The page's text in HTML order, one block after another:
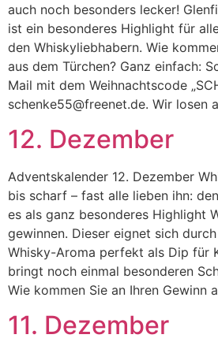
auch noch besonders lecker!
ist ein besonderes Highlight für
den Whiskyliebhabern. Wie
aus dem Türchen? Ganz einfach:
Mail mit dem Weihnachtscode
schenke55@freenet.de. Wir losen
12. Dezember
Adventskalender 12. Dezember
bis scharf – fast alle lieben ihn:
es als ganz besonderes Highlight
gewinnen. Dieser eignet sich
Whisky-Aroma perfekt als Dip für
bringt noch einmal besonderen
Wie kommen Sie an Ihren Gewinn
11. Dezember